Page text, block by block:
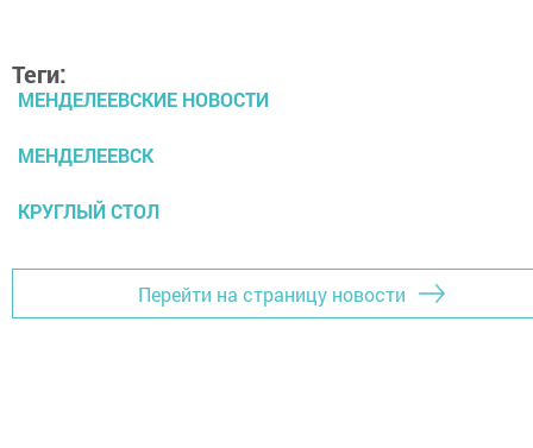
Теги:
МЕНДЕЛЕЕВСКИЕ НОВОСТИ
МЕНДЕЛЕЕВСК
КРУГЛЫЙ СТОЛ
Перейти на страницу новости